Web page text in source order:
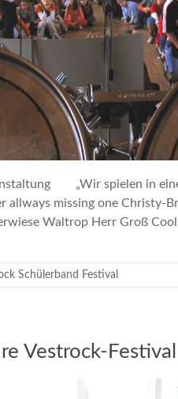
„Wir spielen in
allways missing one Christy-
Waltrop Herr Groß
Schülerband Festival
Vestrock-Festival